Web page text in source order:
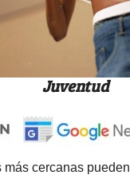
Juventud
más cercanas